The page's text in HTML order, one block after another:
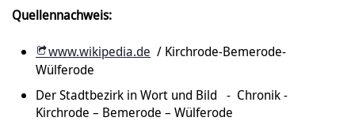
Quellennachweis:
www.wikipedia.de / Kirchrode-Bemerode-
Wülferode
Der Stadtbezirk in Wort und Bild - Chronik -
Kirchrode – Bemerode – Wülferode